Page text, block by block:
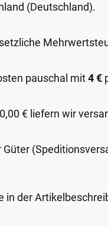
(Deutschland).
pauschal mit4 €
€ liefern wir
in der